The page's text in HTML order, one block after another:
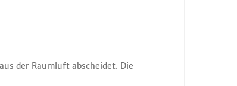
der Raumluft abscheidet. Die